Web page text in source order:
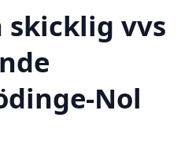
skicklig vvs
Nol